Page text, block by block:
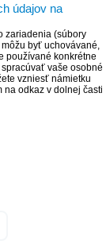
údajov na
zariadenia (súbory
byť uchovávané,
používané konkrétne
vaše osobné
vzniesť námietku
na odkaz v dolnej časti